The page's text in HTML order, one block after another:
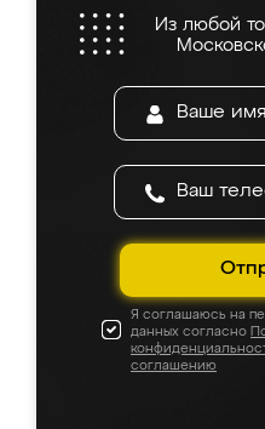
Из любой
Я соглашаюсь на
данных согласно
соглашению